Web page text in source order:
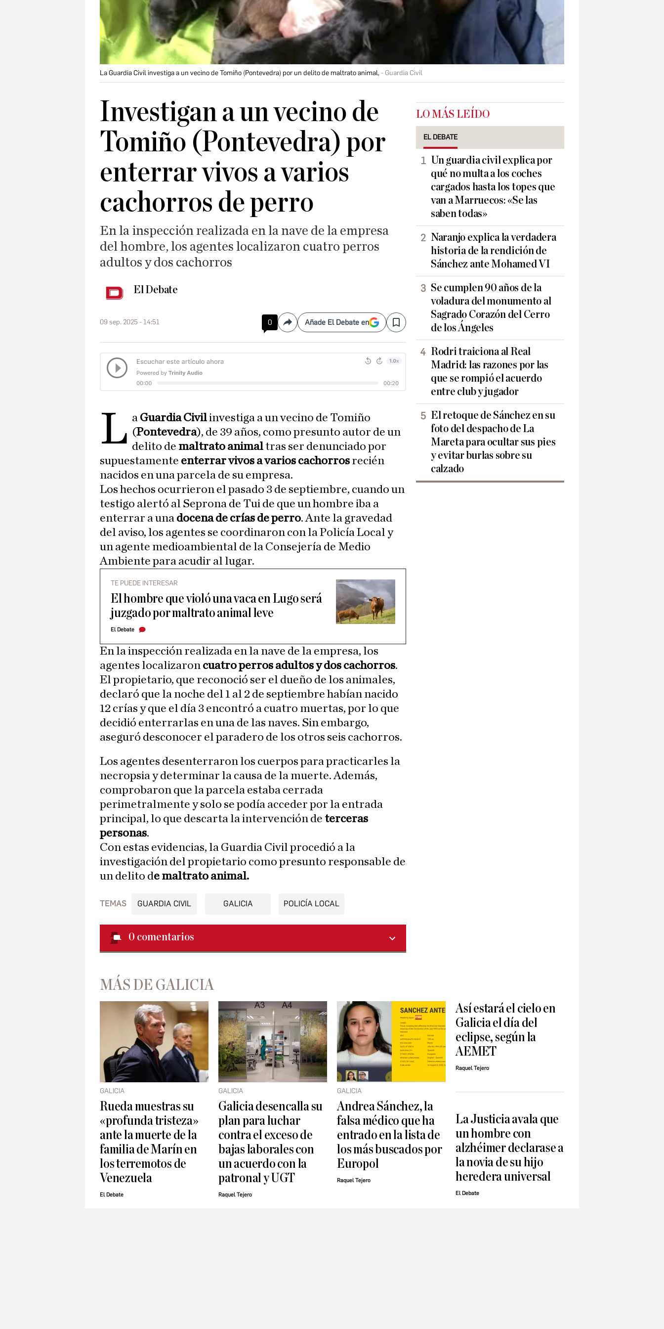
La Guardia Civil investiga a un vecino de Tomiño (Pontevedra) por un delito de maltrato animal, Guardia Civil
Investigan a un vecino de
Tomiño (Pontevedra) por
enterrar vivos a varios
cachorros de perro
En la inspección realizada en la nave de la empresa
del hombre, los agentes localizaron cuatro perros
adultos y dos cachorros
El Debate
09 sep. 2025 - 14:51 0 CompartirAñade El Debate en Save
L a Guardia Civilinvestiga a un vecino de Tomiño
(Pontevedra), de 39 años, como presunto autor de un
delito de maltrato animal tras ser denunciado por
supuestamente enterrar vivos a varios cachorros recién
nacidos en una parcela de su empresa.
Los hechos ocurrieron el pasado 3 de septiembre, cuando un
testigo alertó al Seprona de Tui de que un hombre iba a
enterrar a una docena de crías de perro. Ante la gravedad
del aviso, los agentes se coordinaron con la Policía Local y
un agente medioambiental de la Consejería de Medio
Ambiente para acudir al lugar.
TE PUEDE INTERESAR
El hombre que violó una vaca en Lugo será
juzgado por maltrato animal leve
El Debate
En la inspección realizada en la nave de la empresa, los
agentes localizaron cuatro perros adultos y dos cachorros.
El propietario, que reconoció ser el dueño de los animales,
declaró que la noche del 1 al 2 de septiembre habían nacido
12 crías y que el día 3 encontró a cuatro muertas, por lo que
decidió enterrarlas en una de las naves. Sin embargo,
aseguró desconocer el paradero de los otros seis cachorros.
Los agentes desenterraron los cuerpos para practicarles la
necropsia y determinar la causa de la muerte. Además,
comprobaron que la parcela estaba cerrada
perimetralmente y solo se podía acceder por la entrada
principal, lo que descarta la intervención de terceras
personas.
Con estas evidencias, la Guardia Civil procedió a la
investigación del propietario como presunto responsable de
un delito de maltrato animal.
TEMAS GUARDIA CIVIL GALICIA POLICÍA LOCAL
0 comentarios
LO MÁS LEÍDO
EL DEBATE
Un guardia civil explica por
qué no multa a los coches
cargados hasta los topes que
van a Marruecos: «Se las
saben todas»
Naranjo explica la verdadera
historia de la rendición de
Sánchez ante Mohamed VI
Se cumplen 90 años de la
voladura del monumento al
Sagrado Corazón del Cerro
de los Ángeles
Rodri traiciona al Real
Madrid: las razones por las
que se rompió el acuerdo
entre club y jugador
El retoque de Sánchez en su
foto del despacho de La
Mareta para ocultar sus pies
y evitar burlas sobre su
calzado
MÁS DE GALICIA
GALICIA
Rueda muestras su
«profunda tristeza»
ante la muerte de la
familia de Marín en
los terremotos de
Venezuela
El Debate
GALICIA
Galicia desencalla su
plan para luchar
contra el exceso de
bajas laborales con
un acuerdo con la
patronal y UGT
Raquel Tejero
GALICIA
Andrea Sánchez, la
falsa médico que ha
entrado en la lista de
los más buscados por
Europol
Raquel Tejero
Así estará el cielo en
Galicia el día del
eclipse, según la
AEMET
Raquel Tejero
La Justicia avala que
un hombre con
alzhéimer declarase a
la novia de su hijo
heredera universal
El Debate